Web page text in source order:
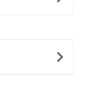
aux